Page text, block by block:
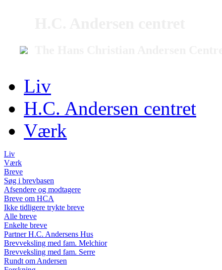
Liv
H.C. Andersen centret
Værk
Liv
Værk
Breve
Søg i brevbasen
Afsendere og modtagere
Breve om HCA
Ikke tidligere trykte breve
Alle breve
Enkelte breve
Partner H.C. Andersens Hus
Brevveksling med fam. Melchior
Brevveksling med fam. Serre
Rundt om Andersen